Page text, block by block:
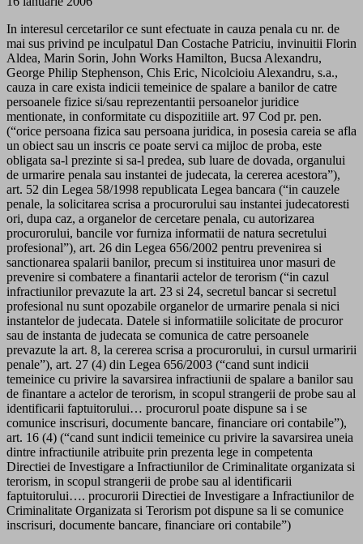
In interesul cercetarilor ce sunt efectuate in cauza penala cu nr. de
mai sus privind pe inculpatul Dan Costache Patriciu, invinuitii Florin
Aldea, Marin Sorin, John Works Hamilton, Bucsa Alexandru,
George Philip Stephenson, Chis Eric, Nicolcioiu Alexandru, s.a.,
cauza in care exista indicii temeinice de spalare a banilor de catre
persoanele fizice si/sau reprezentantii persoanelor juridice
mentionate, in conformitate cu dispozitiile art. 97 Cod pr. pen.
(“orice persoana fizica sau persoana juridica, in posesia careia se afla
un obiect sau un inscris ce poate servi ca mijloc de proba, este
obligata sa-l prezinte si sa-l predea, sub luare de dovada, organului
de urmarire penala sau instantei de judecata, la cererea acestora”),
art. 52 din Legea 58/1998 republicata Legea bancara (“in cauzele
penale, la solicitarea scrisa a procurorului sau instantei judecatoresti
ori, dupa caz, a organelor de cercetare penala, cu autorizarea
procurorului, bancile vor furniza informatii de natura secretului
profesional”), art. 26 din Legea 656/2002 pentru prevenirea si
sanctionarea spalarii banilor, precum si instituirea unor masuri de
prevenire si combatere a finantarii actelor de terorism (“in cazul
infractiunilor prevazute la art. 23 si 24, secretul bancar si secretul
profesional nu sunt opozabile organelor de urmarire penala si nici
instantelor de judecata. Datele si informatiile solicitate de procuror
sau de instanta de judecata se comunica de catre persoanele
prevazute la art. 8, la cererea scrisa a procurorului, in cursul urmaririi
penale”), art. 27 (4) din Legea 656/2003 (“cand sunt indicii
temeinice cu privire la savarsirea infractiunii de spalare a banilor sau
de finantare a actelor de terorism, in scopul strangerii de probe sau al
identificarii faptuitorului… procurorul poate dispune sa i se
comunice inscrisuri, documente bancare, financiare ori contabile”),
art. 16 (4) (“cand sunt indicii temeinice cu privire la savarsirea uneia
dintre infractiunile atribuite prin prezenta lege in competenta
Directiei de Investigare a Infractiunilor de Criminalitate organizata si
terorism, in scopul strangerii de probe sau al identificarii
faptuitorului…. procurorii Directiei de Investigare a Infractiunilor de
Criminalitate Organizata si Terorism pot dispune sa li se comunice
inscrisuri, documente bancare, financiare ori contabile”)